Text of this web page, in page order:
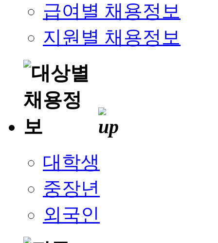
급여별 채용정보
지원별 채용정보
대학생
중장년
외국인